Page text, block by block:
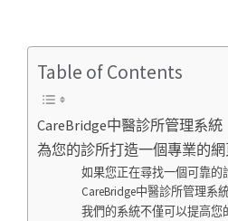
Table of Contents
CareBridge中醫診所管理系統
為您的診所打造一個專業的網
如果您正在尋找一個可靠的
CareBridge中醫診所管理系
我們的系統不僅可以提高您